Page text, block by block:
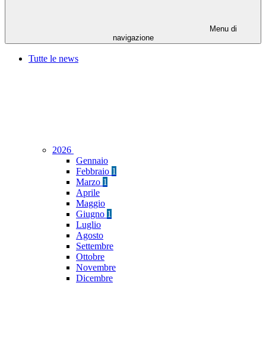
Menu di
navigazione
Tutte le news
2026
Gennaio
Febbraio 1
Marzo 1
Aprile
Maggio
Giugno 1
Luglio
Agosto
Settembre
Ottobre
Novembre
Dicembre